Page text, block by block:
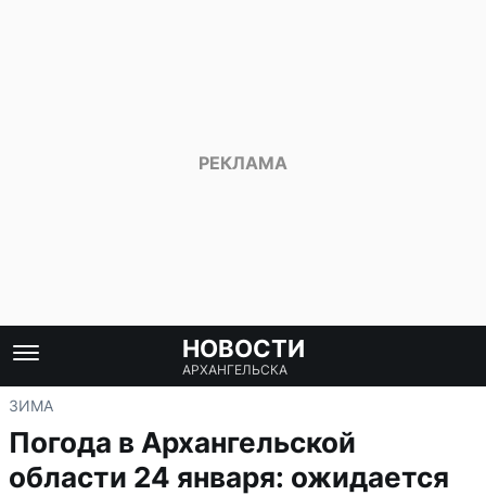
НОВОСТИ
АРХАНГЕЛЬСКА
ЗИМА
Погода в Архангельской
области 24 января: ожидается